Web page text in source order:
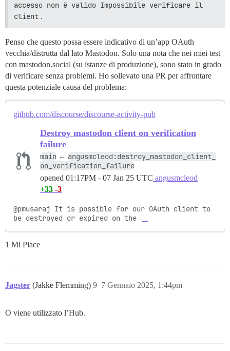
accesso non è valido Impossibile verificare il
client .
Penso che questo possa essere indicativo di un’app OAuth
vecchia/distrutta dal lato Mastodon. Solo una nota che nei miei test
con mastodon.social (su istanze di produzione), sono stato in grado
di verificare senza problemi. Ho sollevato una PR per affrontare
questa potenziale causa del problema:
github.com/discourse/discourse-activity-pub
Destroy mastodon client on verification
failure
main ← angusmcleod:destroy_mastodon_client_
on_verification_failure
opened 01:17PM - 07 Jan 25 UTC angusmcleod
+33 -3
@pmusaraj It is possible for our OAuth client to
be destroyed or expired on the
…
1 Mi Piace
Jagster (Jakke Flemming) 7 Gennaio 2025, 1:44pm
9
O viene utilizzato l’Hub.